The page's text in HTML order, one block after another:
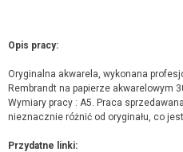
Opis pracy:
Oryginalna akwarela, wykonana
Rembrandt na papierze akwarelowym
Wymiary pracy : A5. Praca
nieznacznie różnić od oryginału, co
Przydatne linki: